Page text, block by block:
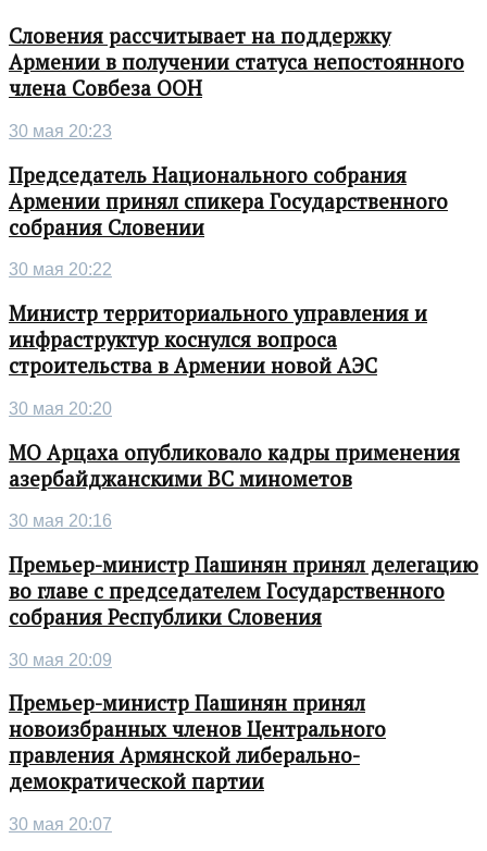
Словения рассчитывает на поддержку
Армении в получении статуса непостоянного
члена Совбеза ООН
30 мая 20:23
Председатель Национального собрания
Армении принял спикера Государственного
собрания Словении
30 мая 20:22
Министр территориального управления и
инфраструктур коснулся вопроса
строительства в Армении новой АЭС
30 мая 20:20
МО Арцаха опубликовало кадры применения
азербайджанскими ВС минометов
30 мая 20:16
Премьер-министр Пашинян принял делегацию
во главе с председателем Государственного
собрания Республики Словения
30 мая 20:09
Премьер-министр Пашинян принял
новоизбранных членов Центрального
правления Армянской либерально-
демократической партии
30 мая 20:07